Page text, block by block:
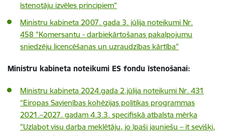
īstenotāju izvēles principiem"
Ministru kabineta 2007. gada 3. jūlija noteikumi Nr.
458 "Komersantu - darbiekārtošanas pakalpojumu
sniedzēju licencēšanas un uzraudzības kārtība"
Ministru kabineta noteikumi ES fondu īstenošanai:
Ministru kabineta 2024.gada 2.jūlija noteikumi Nr. 431
“Eiropas Savienības kohēzijas politikas programmas
2021.–2027. gadam 4.3.3. specifiskā atbalsta mērķa
"Uzlabot visu darba meklētāju, jo īpaši jauniešu – it sevišķi,